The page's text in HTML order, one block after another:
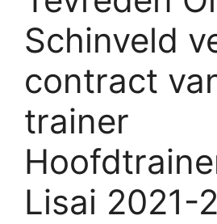
Schinveld
contract
trainer
Lisai 2021-